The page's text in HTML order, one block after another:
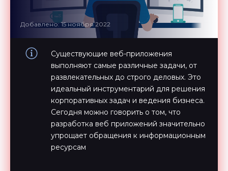
Добавлено: 15 ноября 2022
Существующие веб-приложения
выполняют самые различные задачи, от
развлекательных до строго деловых. Это
идеальный инструментарий для решения
корпоративных задач и ведения бизнеса.
Сегодня можно говорить о том, что
разработка веб приложений значительно
упрощает обращения к информационным
ресурсам